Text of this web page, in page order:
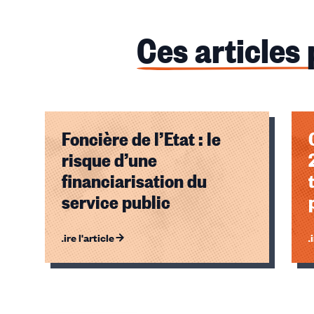
Ces articles
Foncière de l’Etat : le
risque d’une
financiarisation du
service public
Lire l'article
Éléments